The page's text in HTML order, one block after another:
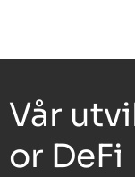
Vår
or DeFi